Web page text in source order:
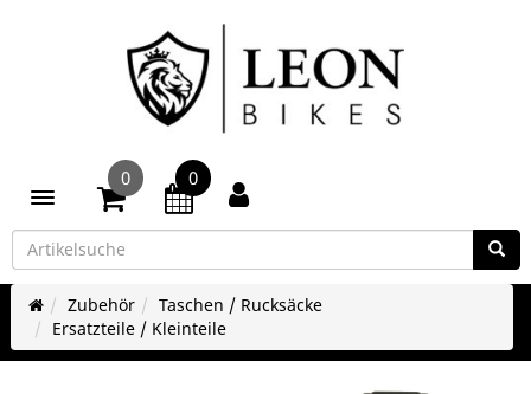
Toggle navigation
0 0
Zubehör
Taschen / Rucksäcke
Ersatzteile / Kleinteile